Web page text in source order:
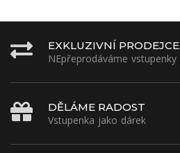
EXKLUZIVNÍ PRODEJCE
NEpřeprodáváme vstupenky
DĚLÁME RADOST
Vstupenka jako dárek